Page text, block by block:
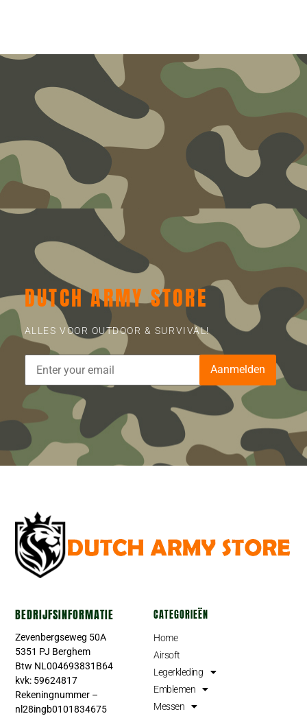
DUTCH ARMY STORE
ALLES VOOR OUTDOOR & SURVIVAL!
Aanmelden
BEDRIJFSINFORMATIE
Zevenbergseweg 50A
5351 PJ Berghem
Btw NL004693831B64
kvk: 59624817
Rekeningnummer –
nl28ingb0101834675
CATEGORIEËN
Home
Airsoft
Legerkleding
Emblemen
Messen